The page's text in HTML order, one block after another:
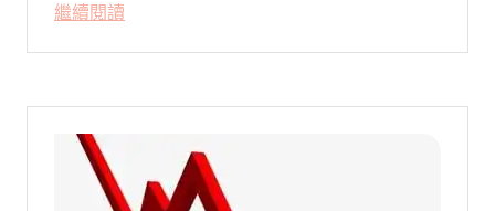
系統在長久使用之下，突然在某一次需要處
理更高層次的資料時，電腦呈現當機現象，
造成重大影響。
繼續閱讀